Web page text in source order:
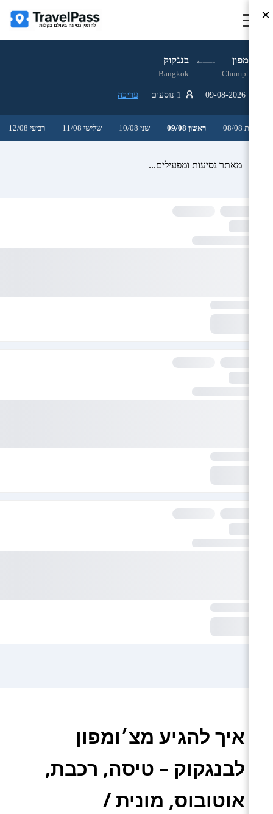
צ׳ומפון בנגקוק
Chumphon
Bangkok
עריכה
שבת 08/08 ראשון 09/08 שני 10/08 שלישי 11/08 רביעי 12/08
מאתר נסיעות ומפעילים...
איך להגיע מצ׳ומפון
לבנגקוק – טיסה, רכבת,
אוטובוס, מונית /
×